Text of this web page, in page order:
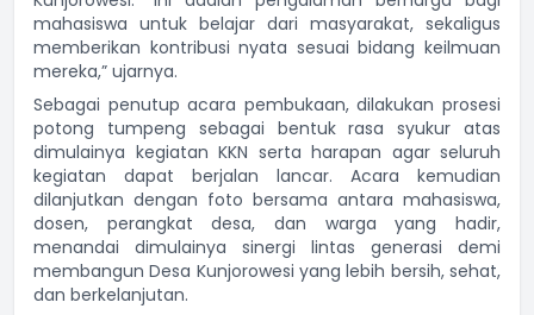
mahasiswa untuk belajar dari masyarakat, sekaligus
memberikan kontribusi nyata sesuai bidang keilmuan
mereka,” ujarnya.
Sebagai penutup acara pembukaan, dilakukan prosesi
potong tumpeng sebagai bentuk rasa syukur atas
dimulainya kegiatan KKN serta harapan agar seluruh
kegiatan dapat berjalan lancar. Acara kemudian
dilanjutkan dengan foto bersama antara mahasiswa,
dosen, perangkat desa, dan warga yang hadir,
menandai dimulainya sinergi lintas generasi demi
membangun Desa Kunjorowesi yang lebih bersih, sehat,
dan berkelanjutan.